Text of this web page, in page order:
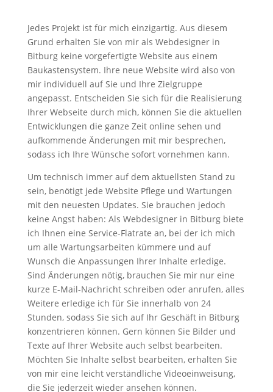
Jedes Projekt ist für mich einzigartig. Aus diesem
Grund erhalten Sie von mir als Webdesigner in
Bitburg keine vorgefertigte Website aus einem
Baukastensystem. Ihre neue Website wird also von
mir individuell auf Sie und Ihre Zielgruppe
angepasst. Entscheiden Sie sich für die Realisierung
Ihrer Webseite durch mich, können Sie die aktuellen
Entwicklungen die ganze Zeit online sehen und
aufkommende Änderungen mit mir besprechen,
sodass ich Ihre Wünsche sofort vornehmen kann.
Um technisch immer auf dem aktuellsten Stand zu
sein, benötigt jede Website Pflege und Wartungen
mit den neuesten Updates. Sie brauchen jedoch
keine Angst haben: Als Webdesigner in Bitburg biete
ich Ihnen eine Service-Flatrate an, bei der ich mich
um alle Wartungsarbeiten kümmere und auf
Wunsch die Anpassungen Ihrer Inhalte erledige.
Sind Änderungen nötig, brauchen Sie mir nur eine
kurze E-Mail-Nachricht schreiben oder anrufen, alles
Weitere erledige ich für Sie innerhalb von 24
Stunden, sodass Sie sich auf Ihr Geschäft in Bitburg
konzentrieren können. Gern können Sie Bilder und
Texte auf Ihrer Website auch selbst bearbeiten.
Möchten Sie Inhalte selbst bearbeiten, erhalten Sie
von mir eine leicht verständliche Videoeinweisung,
die Sie jederzeit wieder ansehen können.